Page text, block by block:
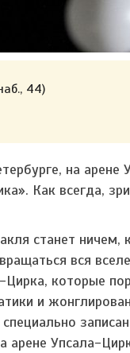
44)
на арене
Как всегда,
станет
вся
Цирка, которые
и
арене Упсала-